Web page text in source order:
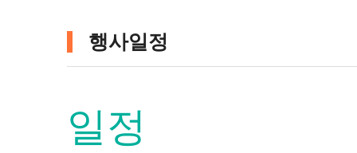
행사일정
일정